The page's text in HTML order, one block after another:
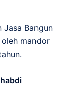
Jasa Bangun
mandor